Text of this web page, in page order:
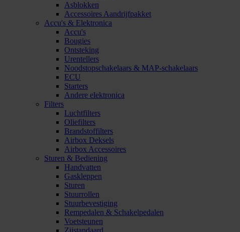
Asblokken
Accessoires Aandrijfpakket
Accu's & Elektronica
Accu's
Bougies
Ontsteking
Urentellers
Noodstopschakelaars & MAP-schakelaars
ECU
Starters
Andere elektronica
Filters
Luchtfilters
Oliefilters
Brandstoffilters
Airbox Deksels
Airbox Accessoires
Sturen & Bediening
Handvatten
Gaskleppen
Sturen
Stuurrollen
Stuurbevestiging
Rempedalen & Schakelpedalen
Voetsteunen
Zijstandaard